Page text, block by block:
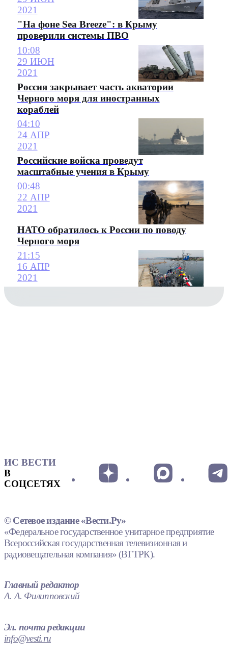
2021
"На фоне Sea Breeze": в Крыму
проверили системы ПВО
10:08
29 ИЮН
2021
Россия закрывает часть акватории
Черного моря для иностранных
кораблей
04:10
24 АПР
2021
Российские войска проведут
масштабные учения в Крыму
00:48
22 АПР
2021
НАТО обратилось к России по поводу
Черного моря
21:15
16 АПР
2021
ИС ВЕСТИ
В
СОЦСЕТЯХ
© Сетевое издание «Вести.Ру»
«Федеральное государственное унитарное предприятие
Всероссийская государственная телевизионная и
радиовещательная компания» (ВГТРК).
Главный редактор
А. А. Филипповский
Эл. почта редакции
info@vesti.ru